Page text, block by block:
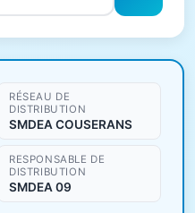
de l'eau
RÉSEAU DE
DISTRIBUTION
SMDEA COUSERANS
RESPONSABLE DE
DISTRIBUTION
SMDEA 09